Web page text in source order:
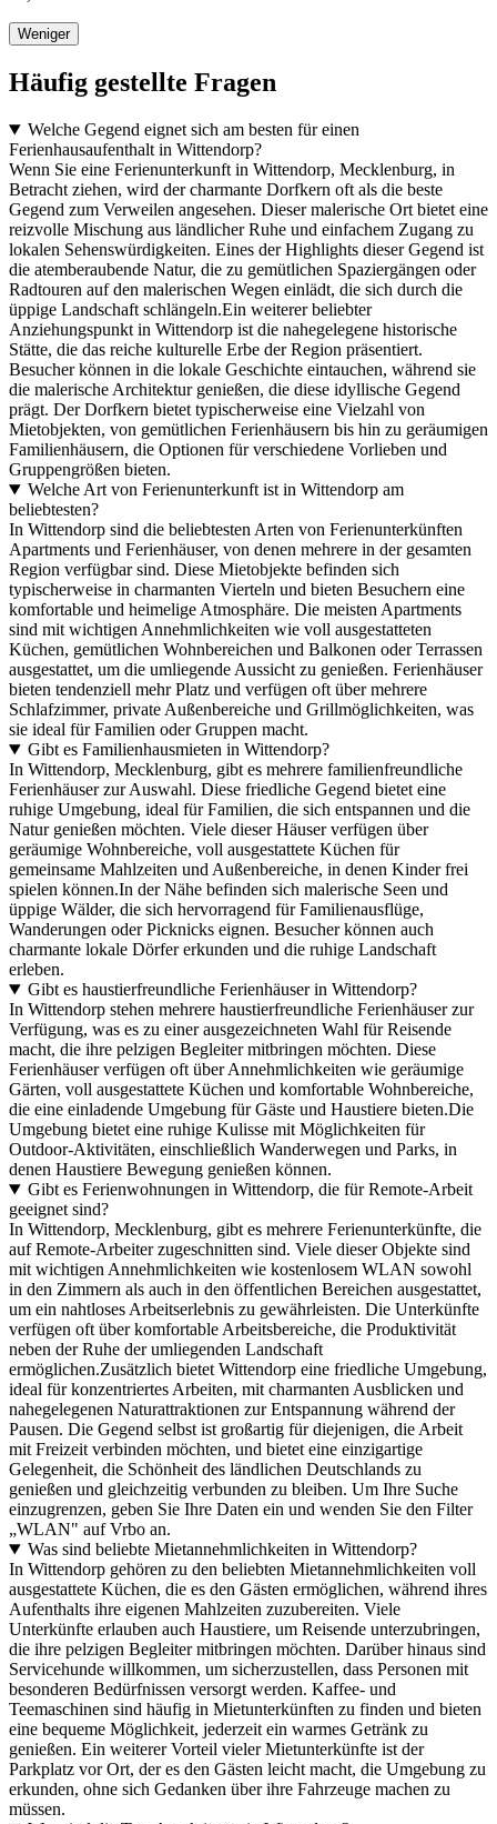
Weniger
Häufig gestellte Fragen
Welche Gegend eignet sich am besten für einen
Ferienhausaufenthalt in Wittendorp?
Wenn Sie eine Ferienunterkunft in Wittendorp, Mecklenburg, in
Betracht ziehen, wird der charmante Dorfkern oft als die beste
Gegend zum Verweilen angesehen. Dieser malerische Ort bietet eine
reizvolle Mischung aus ländlicher Ruhe und einfachem Zugang zu
lokalen Sehenswürdigkeiten. Eines der Highlights dieser Gegend ist
die atemberaubende Natur, die zu gemütlichen Spaziergängen oder
Radtouren auf den malerischen Wegen einlädt, die sich durch die
üppige Landschaft schlängeln.Ein weiterer beliebter
Anziehungspunkt in Wittendorp ist die nahegelegene historische
Stätte, die das reiche kulturelle Erbe der Region präsentiert.
Besucher können in die lokale Geschichte eintauchen, während sie
die malerische Architektur genießen, die diese idyllische Gegend
prägt. Der Dorfkern bietet typischerweise eine Vielzahl von
Mietobjekten, von gemütlichen Ferienhäusern bis hin zu geräumigen
Familienhäusern, die Optionen für verschiedene Vorlieben und
Gruppengrößen bieten.
Welche Art von Ferienunterkunft ist in Wittendorp am
beliebtesten?
In Wittendorp sind die beliebtesten Arten von Ferienunterkünften
Apartments und Ferienhäuser, von denen mehrere in der gesamten
Region verfügbar sind. Diese Mietobjekte befinden sich
typischerweise in charmanten Vierteln und bieten Besuchern eine
komfortable und heimelige Atmosphäre. Die meisten Apartments
sind mit wichtigen Annehmlichkeiten wie voll ausgestatteten
Küchen, gemütlichen Wohnbereichen und Balkonen oder Terrassen
ausgestattet, um die umliegende Aussicht zu genießen. Ferienhäuser
bieten tendenziell mehr Platz und verfügen oft über mehrere
Schlafzimmer, private Außenbereiche und Grillmöglichkeiten, was
sie ideal für Familien oder Gruppen macht.
Gibt es Familienhausmieten in Wittendorp?
In Wittendorp, Mecklenburg, gibt es mehrere familienfreundliche
Ferienhäuser zur Auswahl. Diese friedliche Gegend bietet eine
ruhige Umgebung, ideal für Familien, die sich entspannen und die
Natur genießen möchten. Viele dieser Häuser verfügen über
geräumige Wohnbereiche, voll ausgestattete Küchen für
gemeinsame Mahlzeiten und Außenbereiche, in denen Kinder frei
spielen können.In der Nähe befinden sich malerische Seen und
üppige Wälder, die sich hervorragend für Familienausflüge,
Wanderungen oder Picknicks eignen. Besucher können auch
charmante lokale Dörfer erkunden und die ruhige Landschaft
erleben.
Gibt es haustierfreundliche Ferienhäuser in Wittendorp?
In Wittendorp stehen mehrere haustierfreundliche Ferienhäuser zur
Verfügung, was es zu einer ausgezeichneten Wahl für Reisende
macht, die ihre pelzigen Begleiter mitbringen möchten. Diese
Ferienhäuser verfügen oft über Annehmlichkeiten wie geräumige
Gärten, voll ausgestattete Küchen und komfortable Wohnbereiche,
die eine einladende Umgebung für Gäste und Haustiere bieten.Die
Umgebung bietet eine ruhige Kulisse mit Möglichkeiten für
Outdoor-Aktivitäten, einschließlich Wanderwegen und Parks, in
denen Haustiere Bewegung genießen können.
Gibt es Ferienwohnungen in Wittendorp, die für Remote-Arbeit
geeignet sind?
In Wittendorp, Mecklenburg, gibt es mehrere Ferienunterkünfte, die
auf Remote-Arbeiter zugeschnitten sind. Viele dieser Objekte sind
mit wichtigen Annehmlichkeiten wie kostenlosem WLAN sowohl
in den Zimmern als auch in den öffentlichen Bereichen ausgestattet,
um ein nahtloses Arbeitserlebnis zu gewährleisten. Die Unterkünfte
verfügen oft über komfortable Arbeitsbereiche, die Produktivität
neben der Ruhe der umliegenden Landschaft
ermöglichen.Zusätzlich bietet Wittendorp eine friedliche Umgebung,
ideal für konzentriertes Arbeiten, mit charmanten Ausblicken und
nahegelegenen Naturattraktionen zur Entspannung während der
Pausen. Die Gegend selbst ist großartig für diejenigen, die Arbeit
mit Freizeit verbinden möchten, und bietet eine einzigartige
Gelegenheit, die Schönheit des ländlichen Deutschlands zu
genießen und gleichzeitig verbunden zu bleiben. Um Ihre Suche
einzugrenzen, geben Sie Ihre Daten ein und wenden Sie den Filter
„WLAN" auf Vrbo an.
Was sind beliebte Mietannehmlichkeiten in Wittendorp?
In Wittendorp gehören zu den beliebten Mietannehmlichkeiten voll
ausgestattete Küchen, die es den Gästen ermöglichen, während ihres
Aufenthalts ihre eigenen Mahlzeiten zuzubereiten. Viele
Unterkünfte erlauben auch Haustiere, um Reisende unterzubringen,
die ihre pelzigen Begleiter mitbringen möchten. Darüber hinaus sind
Servicehunde willkommen, um sicherzustellen, dass Personen mit
besonderen Bedürfnissen versorgt werden. Kaffee- und
Teemaschinen sind häufig in Mietunterkünften zu finden und bieten
eine bequeme Möglichkeit, jederzeit ein warmes Getränk zu
genießen. Ein weiterer Vorteil vieler Mietunterkünfte ist der
Parkplatz vor Ort, der es den Gästen leicht macht, die Umgebung zu
erkunden, ohne sich Gedanken über ihre Fahrzeuge machen zu
müssen.